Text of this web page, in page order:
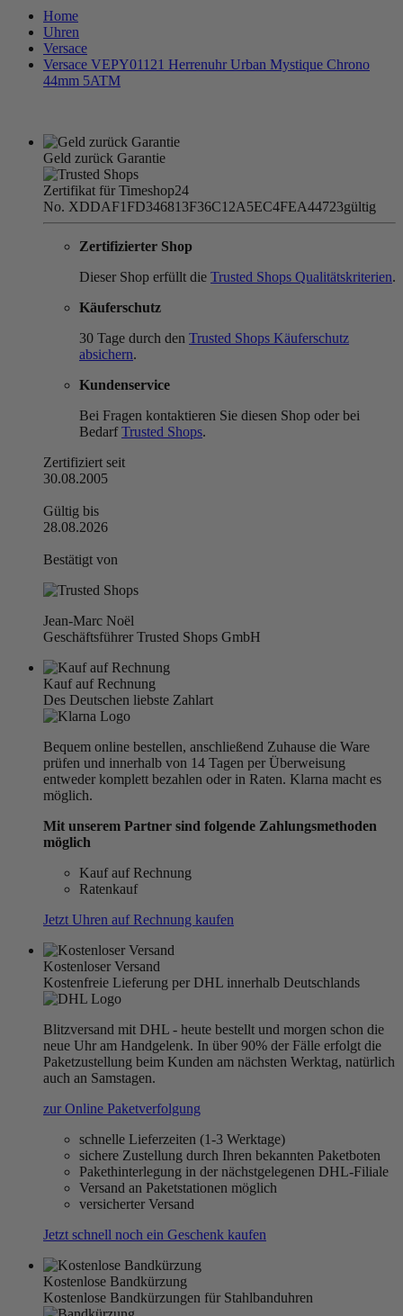
Home
Uhren
Versace
Versace VEPY01121 Herrenuhr Urban Mystique Chrono
44mm 5ATM
Geld zurück Garantie
Zertifikat für Timeshop24
No. XDDAF1FD346813F36C12A5EC4FEA44723gültig
Zertifizierter Shop
Dieser Shop erfüllt die Trusted Shops Qualitätskriterien.
Käuferschutz
30 Tage durch den Trusted Shops Käuferschutz
absichern.
Kundenservice
Bei Fragen kontaktieren Sie diesen Shop oder bei
BedarfTrusted Shops.
Zertifiziert seit
30.08.2005
Gültig bis
28.08.2026
Bestätigt von
Jean-Marc Noël
Geschäftsführer Trusted Shops GmbH
Kauf auf Rechnung
Des Deutschen liebste Zahlart
Bequem online bestellen, anschließend Zuhause die Ware
prüfen und innerhalb von 14 Tagen per Überweisung
entweder komplett bezahlen oder in Raten. Klarna macht es
möglich.
Mit unserem Partner sind folgende Zahlungsmethoden
möglich
Kauf auf Rechnung
Ratenkauf
Jetzt Uhren auf Rechnung kaufen
Kostenloser Versand
Kostenfreie Lieferung per DHL innerhalb Deutschlands
Blitzversand mit DHL - heute bestellt und morgen schon die
neue Uhr am Handgelenk. In über 90% der Fälle erfolgt die
Paketzustellung beim Kunden am nächsten Werktag, natürlich
auch an Samstagen.
zur Online Paketverfolgung
schnelle Lieferzeiten (1-3 Werktage)
sichere Zustellung durch Ihren bekannten Paketboten
Pakethinterlegung in der nächstgelegenen DHL-Filiale
Versand an Paketstationen möglich
versicherter Versand
Jetzt schnell noch ein Geschenk kaufen
Kostenlose Bandkürzung
Kostenlose Bandkürzungen für Stahlbanduhren